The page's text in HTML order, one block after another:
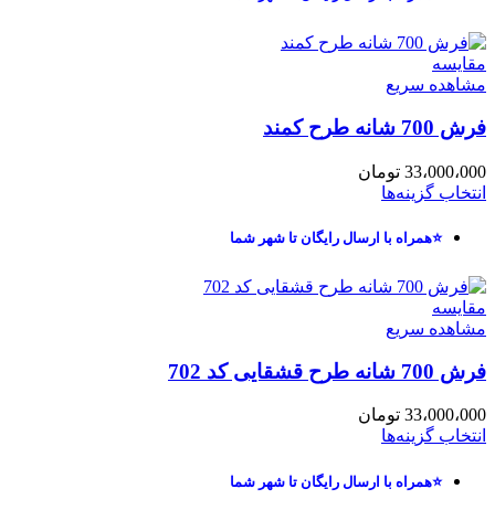
مقایسه
مشاهده سریع
فرش 700 شانه طرح کمند
33،000،000 تومان
انتخاب گزینه‌ها
⭐همراه با ارسال رایگان تا شهر شما
مقایسه
مشاهده سریع
فرش 700 شانه طرح قشقایی کد 702
33،000،000 تومان
انتخاب گزینه‌ها
⭐همراه با ارسال رایگان تا شهر شما